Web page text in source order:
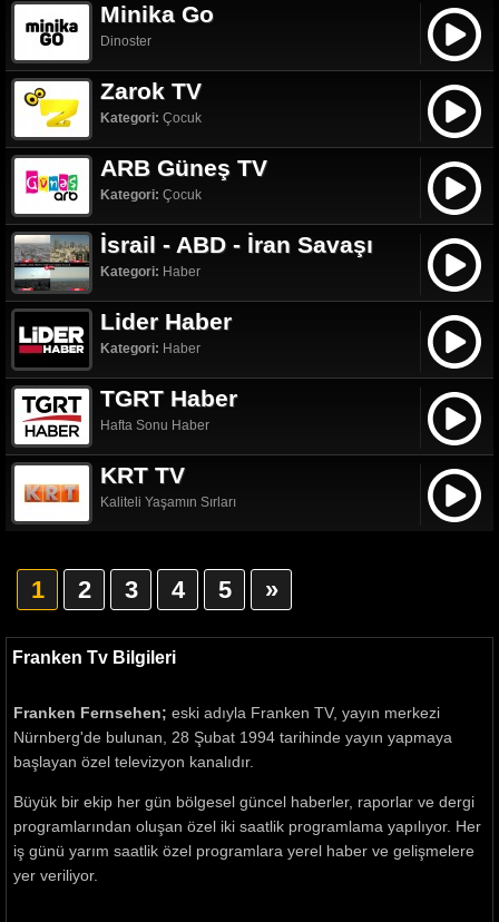
Minika Go
Dinoster
Zarok TV
Kategori: Çocuk
ARB Güneş TV
Kategori: Çocuk
İsrail - ABD - İran Savaşı
Kategori: Haber
Lider Haber
Kategori: Haber
TGRT Haber
Hafta Sonu Haber
KRT TV
Kaliteli Yaşamın Sırları
1 2 3 4 5 »
Franken Tv Bilgileri
Franken Fernsehen; eski adıyla Franken TV, yayın merkezi
Nürnberg'de bulunan, 28 Şubat 1994 tarihinde yayın yapmaya
başlayan özel televizyon kanalıdır.
Büyük bir ekip her gün bölgesel güncel haberler, raporlar ve dergi
programlarından oluşan özel iki saatlik programlama yapılıyor. Her
iş günü yarım saatlik özel programlara yerel haber ve gelişmelere
yer veriliyor.